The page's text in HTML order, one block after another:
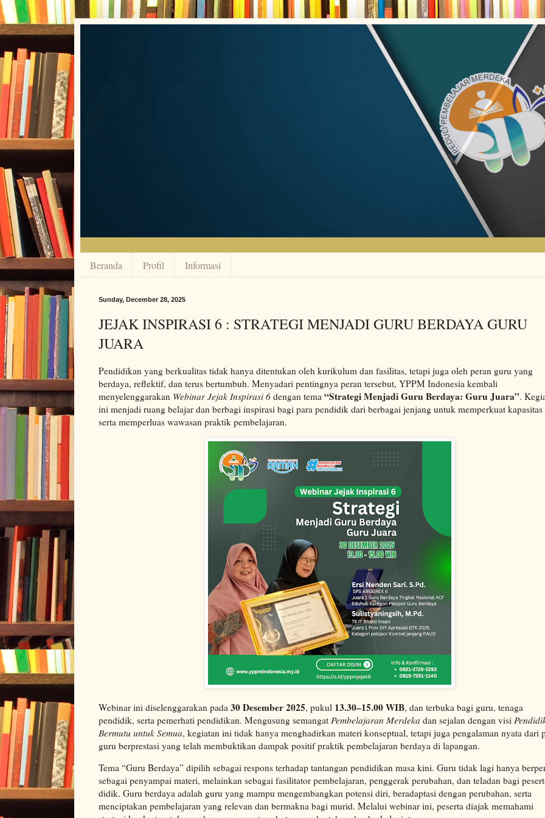
Beranda Profil Informasi
Sunday, December 28, 2025
JEJAK INSPIRASI 6 : STRATEGI MENJADI GURU BERDAYA GURU
JUARA
Pendidikan yang berkualitas tidak hanya ditentukan oleh kurikulum dan fasilitas, tetapi juga oleh peran guru yang
berdaya, reflektif, dan terus bertumbuh. Menyadari pentingnya peran tersebut, YPPM Indonesia kembali
menyelenggarakan Webinar Jejak Inspirasi 6 dengan tema “Strategi Menjadi Guru Berdaya: Guru Juara”.
ini menjadi ruang belajar dan berbagi inspirasi bagi para pendidik dari berbagai jenjang untuk memperkuat
serta memperluas wawasan praktik pembelajaran.
Webinar ini diselenggarakan pada 30 Desember 2025, pukul 13.30–15.00 WIB, dan terbuka bagi guru, tenaga
pendidik, serta pemerhati pendidikan. Mengusung semangat Pembelajaran Merdeka dan sejalan dengan visi
Bermutu untuk Semua, kegiatan ini tidak hanya menghadirkan materi konseptual, tetapi juga pengalaman nyata dari
guru berprestasi yang telah membuktikan dampak positif praktik pembelajaran berdaya di lapangan.
Tema “Guru Berdaya” dipilih sebagai respons terhadap tantangan pendidikan masa kini. Guru tidak lagi hanya
sebagai penyampai materi, melainkan sebagai fasilitator pembelajaran, penggerak perubahan, dan teladan bagi
didik. Guru berdaya adalah guru yang mampu mengembangkan potensi diri, beradaptasi dengan perubahan, serta
menciptakan pembelajaran yang relevan dan bermakna bagi murid. Melalui webinar ini, peserta diajak memahami